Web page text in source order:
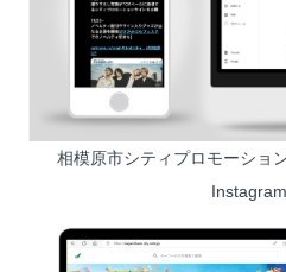
相模原市シティプロモーショ
Instagram